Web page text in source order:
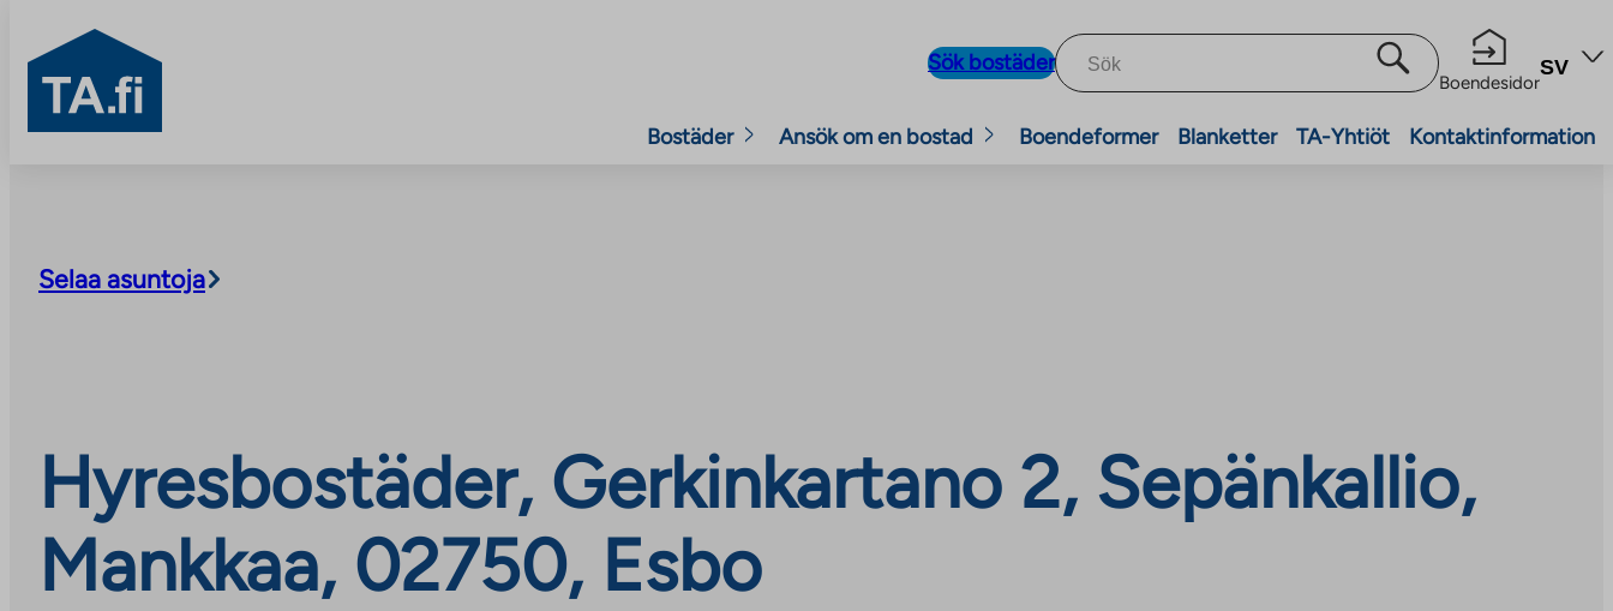
TA.fi
Sök bostäder
Boendesidor
SV
Bostäder Ansök om en bostad Boendeformer Blanketter TA-Yhtiöt Kontaktinformation
Selaa asuntoja
Hyresbostäder, Gerkinkartano 2, Sepänkallio,
Mankkaa, 02750, Esbo